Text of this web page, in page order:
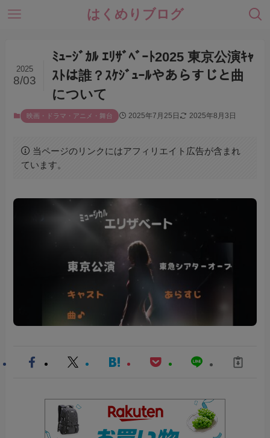
はくめりブログ
ﾐｭｰｼﾞｶﾙ ｴﾘｻﾞﾍﾞｰﾄ2025 東京公演ｷｬ
ｽﾄは誰？ｽｹｼﾞｭｰﾙやあらすじと曲
について
2025
8/03
映画・ドラマ・アニメ・舞台 2025年7月25日 2025年8月3日
当ページのリンクにはアフィリエイト広告が含まれ
ています。